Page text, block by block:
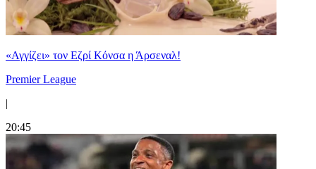
«Αγγίζει» τον Εζρί Κόνσα η Άρσεναλ!
Premier League
|
20:45